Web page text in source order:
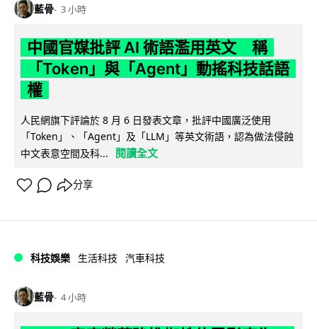
藍骨 3 小時
中國官媒批評 AI 術語濫用英文 稱
「Token」與「Agent」動搖科技話語
權
人民網旗下評論於 8 月 6 日發表文章，批評中國廣泛使用
「Token」、「Agent」及「LLM」等英文術語，認為做法侵蝕
中文表意空間及科...
閱讀全文
分享
科技娛樂 生活科技 汽車科技
藍骨 4 小時